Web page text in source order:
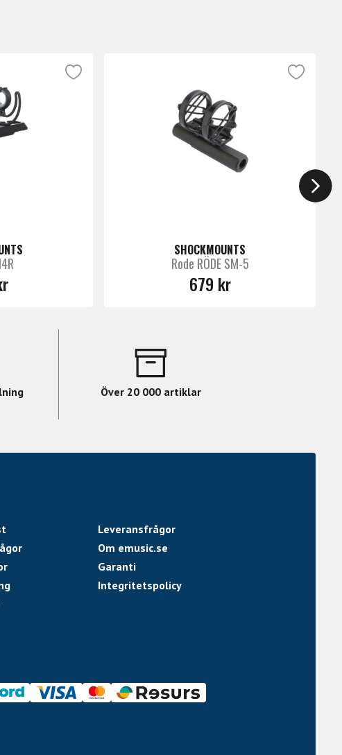
mikrofon förblir på plats under hela
sin ljudinspelningserfarenhet.
SHOCKMOUNTS
Rode RÖDE SM-5
679 kr
Över 20 000 artiklar
Leveransfrågor
Om emusic.se
Garanti
Integritetspolicy